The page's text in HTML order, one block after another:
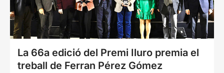
La 66a edició del Premi Iluro premia el
treball de Ferran Pérez Gómez